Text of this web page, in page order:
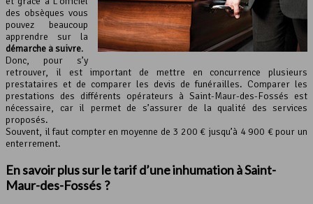
des obsèques vous
pouvez beaucoup
apprendre sur la
démarche à suivre.
Donc, pour s’y
retrouver, il est important de mettre en concurrence plusieurs
prestataires et de comparer les devis de funérailles. Comparer les
prestations des différents opérateurs à Saint-Maur-des-Fossés est
nécessaire, car il permet de s’assurer de la qualité des services
proposés.
Souvent, il faut compter en moyenne de 3 200 € jusqu’à 4 900 € pour un
enterrement.
En savoir plus sur le tarif d’une inhumation à Saint-
Maur-des-Fossés ?